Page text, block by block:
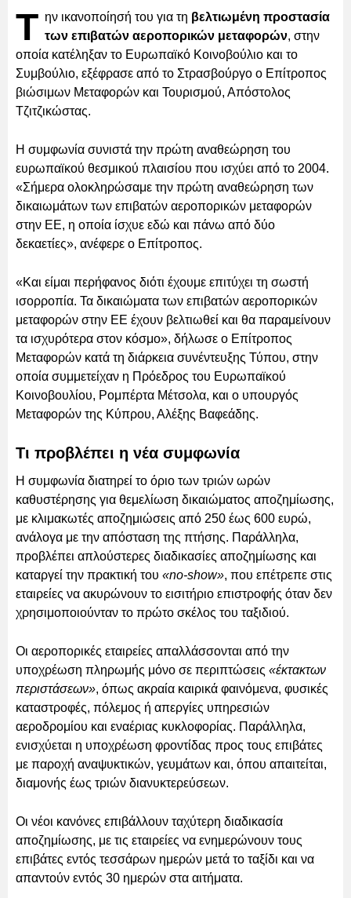
Τ ην ικανοποίησή του για τη βελτιωμένη προστασία
των επιβατών αεροπορικών μεταφορών, στην
οποία κατέληξαν το Ευρωπαϊκό Κοινοβούλιο και το
Συμβούλιο, εξέφρασε από το Στρασβούργο ο Επίτροπος
βιώσιμων Μεταφορών και Τουρισμού, Απόστολος
Τζιτζικώστας.
Η συμφωνία συνιστά την πρώτη αναθεώρηση του
ευρωπαϊκού θεσμικού πλαισίου που ισχύει από το 2004.
«Σήμερα ολοκληρώσαμε την πρώτη αναθεώρηση των
δικαιωμάτων των επιβατών αεροπορικών μεταφορών
στην ΕΕ, η οποία ίσχυε εδώ και πάνω από δύο
δεκαετίες», ανέφερε ο Επίτροπος.
«Και είμαι περήφανος διότι έχουμε επιτύχει τη σωστή
ισορροπία. Τα δικαιώματα των επιβατών αεροπορικών
μεταφορών στην ΕΕ έχουν βελτιωθεί και θα παραμείνουν
τα ισχυρότερα στον κόσμο», δήλωσε ο Επίτροπος
Μεταφορών κατά τη διάρκεια συνέντευξης Τύπου, στην
οποία συμμετείχαν η Πρόεδρος του Ευρωπαϊκού
Κοινοβουλίου, Ρομπέρτα Μέτσολα, και ο υπουργός
Μεταφορών της Κύπρου, Αλέξης Βαφεάδης.
Τι προβλέπει η νέα συμφωνία
Η συμφωνία διατηρεί το όριο των τριών ωρών
καθυστέρησης για θεμελίωση δικαιώματος αποζημίωσης,
με κλιμακωτές αποζημιώσεις από 250 έως 600 ευρώ,
ανάλογα με την απόσταση της πτήσης. Παράλληλα,
προβλέπει απλούστερες διαδικασίες αποζημίωσης και
καταργεί την πρακτική του «no-show», που επέτρεπε στις
εταιρείες να ακυρώνουν το εισιτήριο επιστροφής όταν δεν
χρησιμοποιούνταν το πρώτο σκέλος του ταξιδιού.
Οι αεροπορικές εταιρείες απαλλάσσονται από την
υποχρέωση πληρωμής μόνο σε περιπτώσεις «έκτακτων
περιστάσεων», όπως ακραία καιρικά φαινόμενα, φυσικές
καταστροφές, πόλεμος ή απεργίες υπηρεσιών
αεροδρομίου και εναέριας κυκλοφορίας. Παράλληλα,
ενισχύεται η υποχρέωση φροντίδας προς τους επιβάτες
με παροχή αναψυκτικών, γευμάτων και, όπου απαιτείται,
διαμονής έως τριών διανυκτερεύσεων.
Οι νέοι κανόνες επιβάλλουν ταχύτερη διαδικασία
αποζημίωσης, με τις εταιρείες να ενημερώνουν τους
επιβάτες εντός τεσσάρων ημερών μετά το ταξίδι και να
απαντούν εντός 30 ημερών στα αιτήματα.